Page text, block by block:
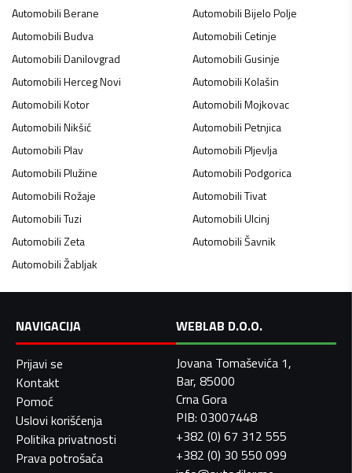
AutomobiliBerane AutomobiliBijelo Polje
AutomobiliBudva AutomobiliCetinje
AutomobiliDanilovgrad AutomobiliGusinje
AutomobiliHerceg Novi AutomobiliKolašin
AutomobiliKotor AutomobiliMojkovac
AutomobiliNikšić AutomobiliPetnjica
AutomobiliPlav AutomobiliPljevlja
AutomobiliPlužine AutomobiliPodgorica
AutomobiliRožaje AutomobiliTivat
AutomobiliTuzi AutomobiliUlcinj
AutomobiliZeta AutomobiliŠavnik
AutomobiliŽabljak
NAVIGACIJA
Prijavi se
Kontakt
Pomoć
Uslovi korišćenja
Politika privatnosti
Prava potrošača
WEBLAB D.O.O.
Jovana Tomaševića 1,
Bar, 85000
Crna Gora
PIB: 03007448
+382 (0) 67 312 555
+382 (0) 30 550 099